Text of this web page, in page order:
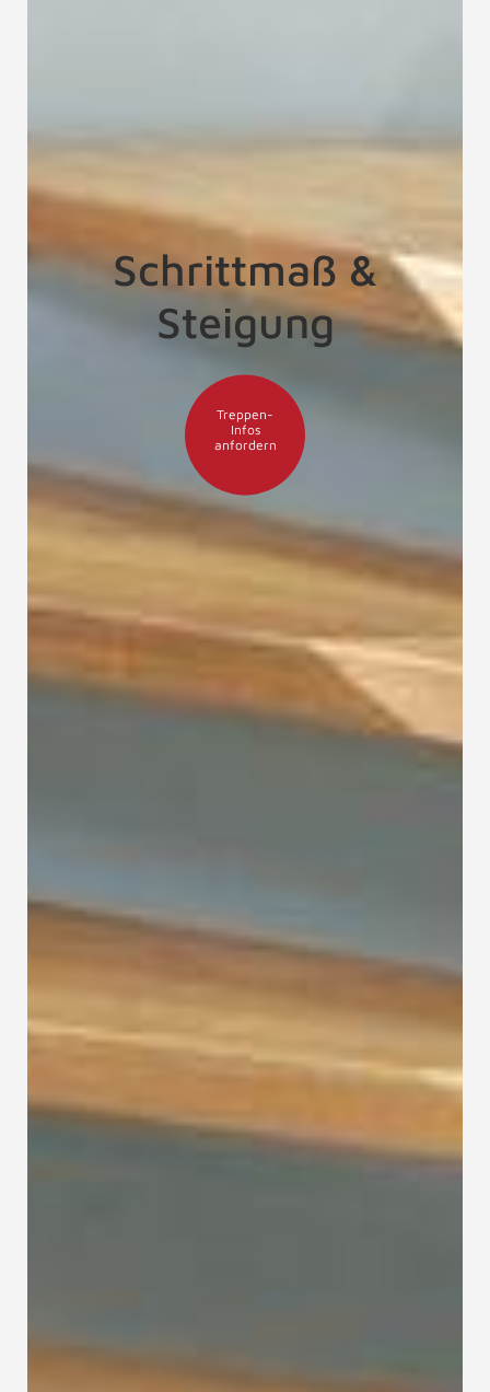
Schrittmaß &
Steigung
Treppen-
Infos
anfordern